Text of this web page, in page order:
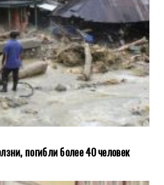
погибли более 40 человек